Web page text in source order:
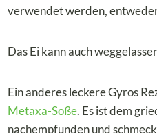
verwendet werden,
Das Ei kann auch
Ein anderes leckere Gyros
Metaxa-Soße. Es ist dem
nachempfunden und